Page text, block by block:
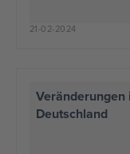
21-02-2024
Veränderungen
Deutschland